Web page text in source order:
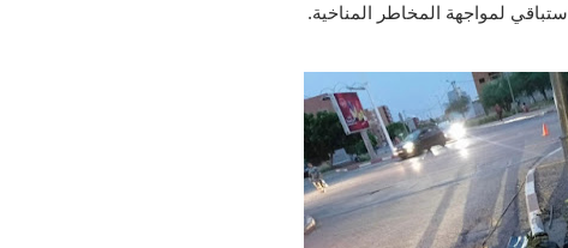
لمواجهة المخاطر المناخية.